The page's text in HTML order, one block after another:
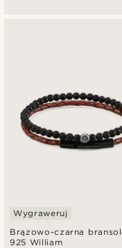
Brązowo-czarna
925 William
Wygraweruj